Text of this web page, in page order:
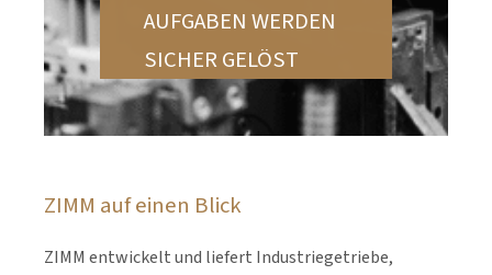
AUFGABEN WERDEN
SICHER GELÖST
ZIMM auf einen Blick
ZIMM entwickelt und liefert Industriegetriebe,